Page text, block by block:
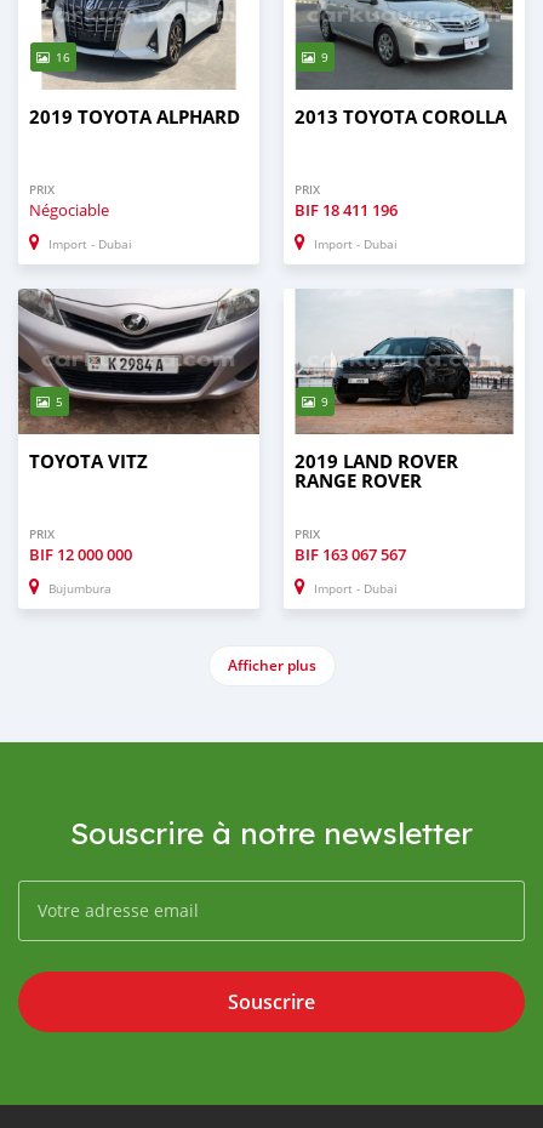
16
2019 TOYOTA ALPHARD
PRIX
Négociable
Import - Dubai
9
2013 TOYOTA COROLLA
PRIX
BIF 18 411 196
Import - Dubai
5
TOYOTA VITZ
PRIX
BIF 12 000 000
Bujumbura
9
2019 LAND ROVER
RANGE ROVER
PRIX
BIF 163 067 567
Import - Dubai
Afficher plus
Souscrire à notre newsletter
Souscrire